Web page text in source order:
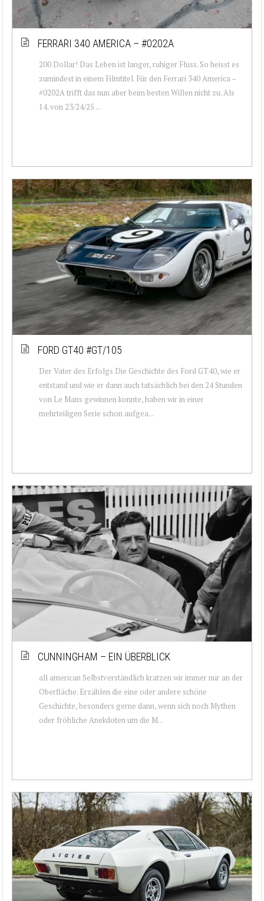
FERRARI 340 AMERICA – #0202A
200 Dollar! Das Leben ist langer, ruhiger Fluss. So heisst es
zumindest in einem Filmtitel. Für den Ferrari 340 America –
#0202A trifft das nun aber beim besten Willen nicht zu. Als
14. von 23/24/25 ...
FORD GT40 #GT/105
Der Vater des Erfolgs Die Geschichte des Ford GT40, wie er
entstand und wie er dann auch tatsächlich bei den 24 Stunden
von Le Mans gewinnen konnte, haben wir in einer
mehrteiligen Serie schon aufgea...
CUNNINGHAM – EIN ÜBERBLICK
all american Selbstverständlich kratzen wir immer nur an der
Oberfläche. Erzählen die eine oder andere schöne
Geschichte, besonders gerne dann, wenn sich noch Mythen
oder fröhliche Anekdoten um die M...